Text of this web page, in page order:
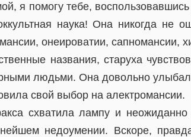
я помогу тебе,
наука! Она никогда не
онеироватии, сапномансии,
названия, старуха
людьми. Она довольно
свой выбор на алектромансии.
схватила лампу и
недоумении. Вскоре,